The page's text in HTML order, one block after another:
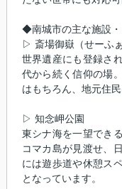
◆南城市の主な施設・
▷ 斎場御嶽（せーふぁ
世界遺産にも登録さ
代から続く信仰の場
はもちろん、地元住
▷ 知念岬公園
東シナ海を一望でき
コマカ島が見渡せ、
には遊歩道や休憩ス
となっています。